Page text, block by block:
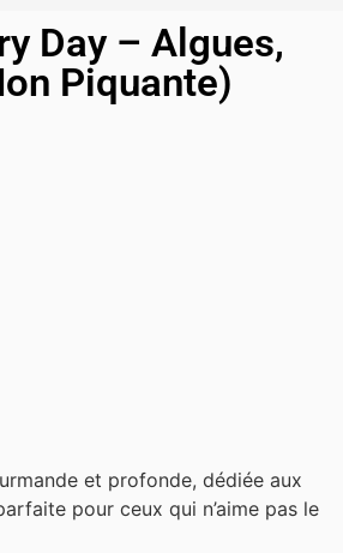
Day – Algues,
Piquante)
et profonde, dédiée aux
pour ceux qui n’aime pas le